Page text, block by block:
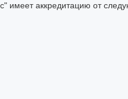
имеет аккредитацию от